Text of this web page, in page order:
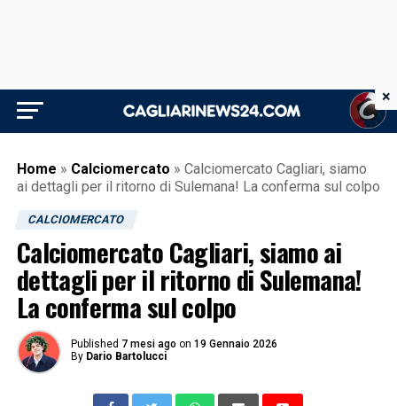
Home » Calciomercato » Calciomercato Cagliari, siamo
ai dettagli per il ritorno di Sulemana! La conferma sul colpo
CALCIOMERCATO
Calciomercato Cagliari, siamo ai
dettagli per il ritorno di Sulemana!
La conferma sul colpo
Published 7 mesi ago on 19 Gennaio 2026
By Dario Bartolucci
×